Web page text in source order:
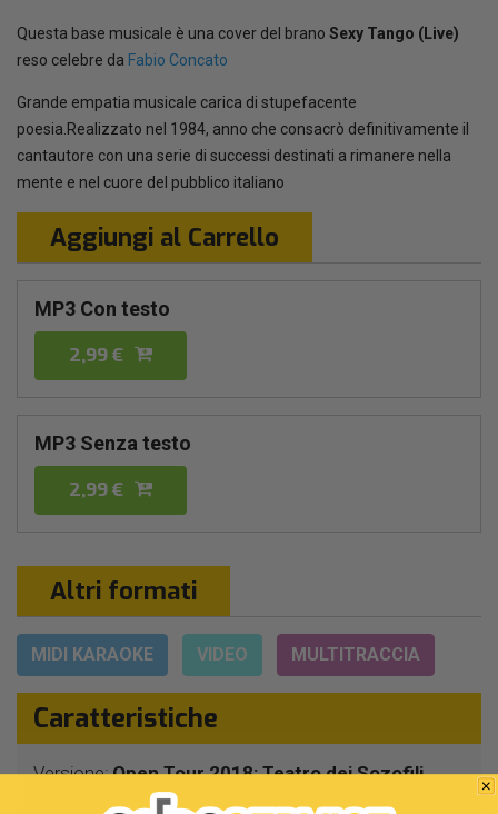
Questa base musicale è una cover del brano Sexy Tango (Live)
reso celebre da Fabio Concato
Grande empatia musicale carica di stupefacente
poesia.Realizzato nel 1984, anno che consacrò definitivamente il
cantautore con una serie di successi destinati a rimanere nella
mente e nel cuore del pubblico italiano
Aggiungi al Carrello
MP3 Con testo
2,99 €
MP3 Senza testo
2,99 €
Altri formati
MIDI KARAOKE VIDEO MULTITRACCIA
Caratteristiche
Versione:Open Tour 2018: Teatro dei Sozofili,
Modigliana (FC) 27/01/2018